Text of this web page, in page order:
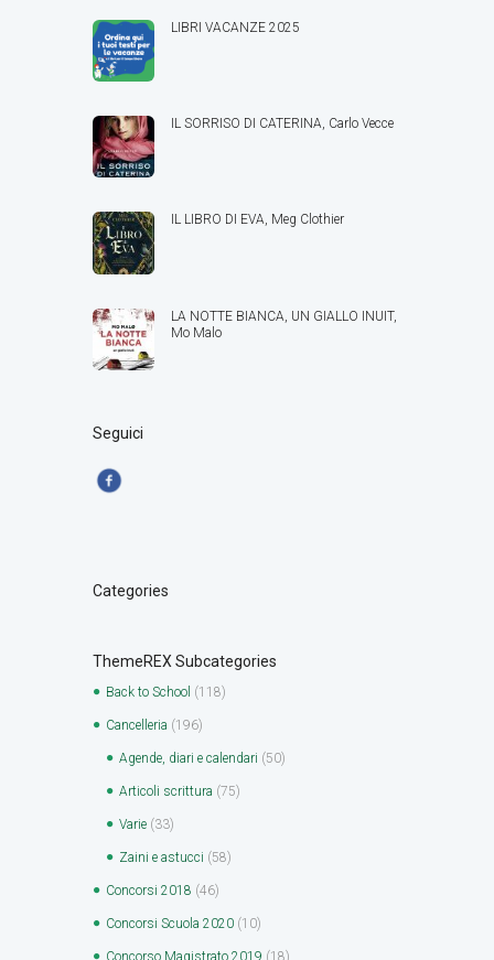
LIBRI VACANZE 2025
IL SORRISO DI CATERINA, Carlo Vecce
IL LIBRO DI EVA, Meg Clothier
LA NOTTE BIANCA, UN GIALLO INUIT,
Mo Malo
Seguici
Categories
ThemeREX Subcategories
Back to School (118)
Cancelleria (196)
Agende, diari e calendari (50)
Articoli scrittura (75)
Varie (33)
Zaini e astucci (58)
Concorsi 2018 (46)
Concorsi Scuola 2020 (10)
Concorso Magistrato 2019 (18)